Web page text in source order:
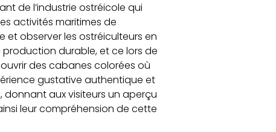
de l’industrie ostréicole qui
activités maritimes de
et observer les ostréiculteurs en
durable, et ce lors de
des cabanes colorées où
gustative authentique et
aux visiteurs un aperçu
leur compréhension de cette